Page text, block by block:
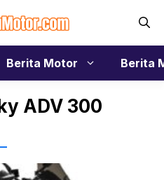
Berita Motor Berita
ADV 300